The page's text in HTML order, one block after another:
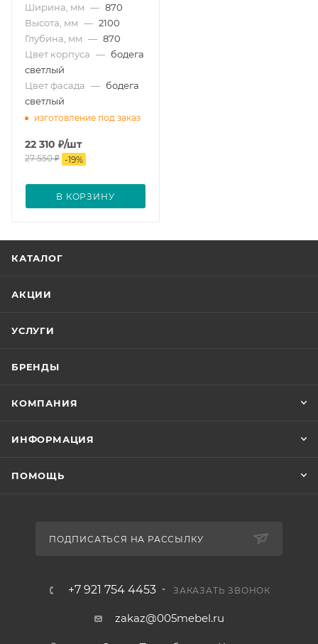
Ширина, мм — 870
Высота, мм — 2100
Глубина, мм — 870
Цвет корпуса — бодега
светлый
Цвет фасада — бодега
светлый
изготовление под заказ
22 310 ₽/шт
27 550₽ -19%
В КОРЗИНУ
КАТАЛОГ
АКЦИИ
УСЛУГИ
БРЕНДЫ
КОМПАНИЯ
ИНФОРМАЦИЯ
ПОМОЩЬ
ПОДПИСАТЬСЯ НА РАССЫЛКУ
+7 921 754 4453 ЗАКАЗАТЬ ЗВОНОК
zakaz@005mebel.ru